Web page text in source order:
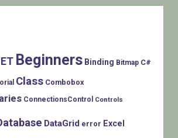
Beginners Binding Bitmap C#
Class Combobox
ConnectionsControl Controls
DataGrid error Excel